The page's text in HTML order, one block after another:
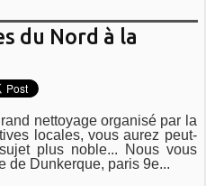
du Nord à la
nettoyage organisé par la
locales, vous aurez peut-
plus noble... Nous vous
de Dunkerque, paris 9e...